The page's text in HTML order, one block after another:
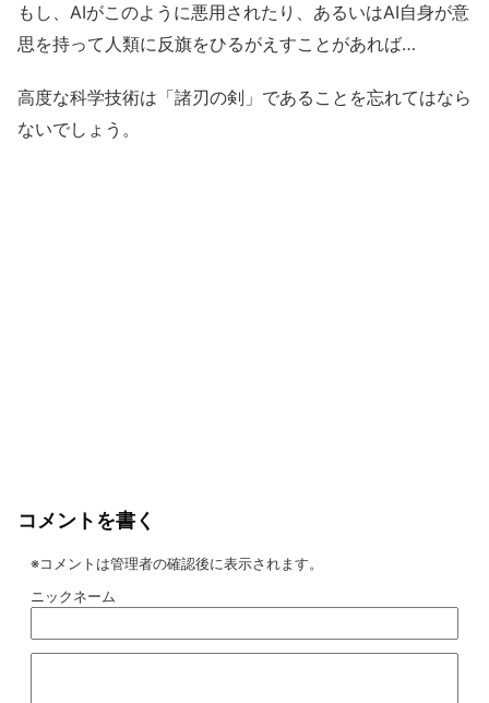
もし、AIがこのように悪用されたり、あるいはAI自身が意
思を持って人類に反旗をひるがえすことがあれば…
高度な科学技術は「諸刃の剣」であることを忘れてはなら
ないでしょう。
コメントを書く
※コメントは管理者の確認後に表示されます。
ニックネーム